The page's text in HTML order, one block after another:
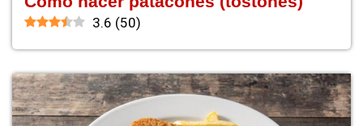
3.6 (50)